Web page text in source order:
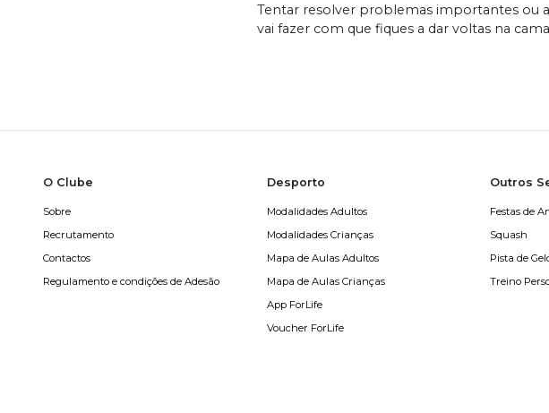
Tentar resolver problemas importantes ou
vai fazer com que fiques a dar voltas na
O Clube
Sobre
Recrutamento
Contactos
Regulamento e condições de Adesão
Desporto
Modalidades Adultos
Modalidades Crianças
Mapa de Aulas Adultos
Mapa de Aulas Crianças
App ForLife
Voucher ForLife
Outros
Festas de
Squash
Pista de
Treino